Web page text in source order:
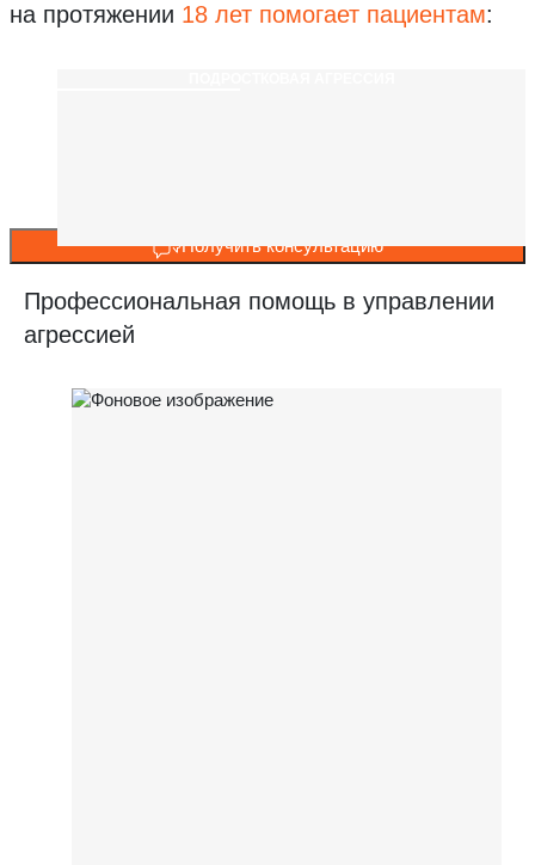
на протяжении 18 лет помогает пациентам:
Получить консультацию
Профессиональная помощь в управлении
агрессией